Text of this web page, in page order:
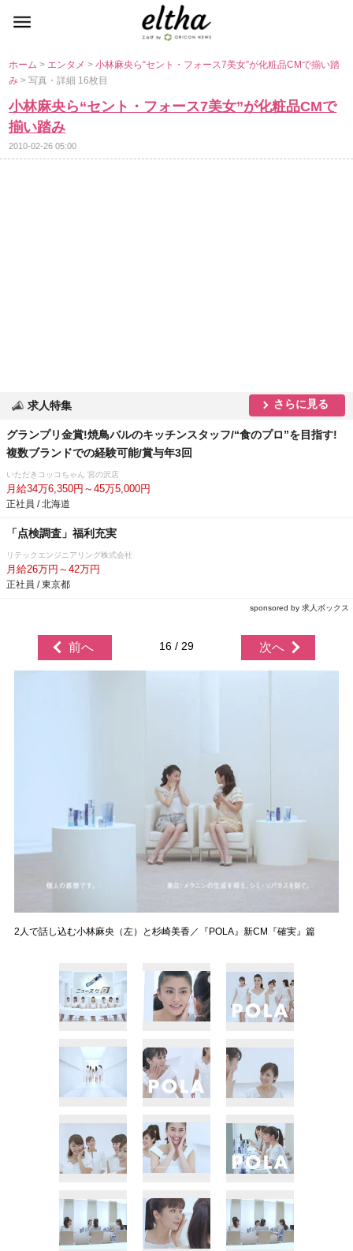
ホーム> エンタメ>小林麻央ら“セント・フォース7美女”が化粧品CMで揃い踏
み> 写真・詳細 16枚目
小林麻央ら“セント・フォース7美女”が化粧品CMで
揃い踏み
2010-02-26 05:00
求人特集 さらに見る
グランプリ金賞!焼鳥バルのキッチンスタッフ/“食のプロ”を目指す!
複数ブランドでの経験可能/賞与年3回
いただきコッコちゃん 宮の沢店
月給34万6,350円～45万5,000円
正社員 / 北海道
「点検調査」福利充実
リテックエンジニアリング株式会社
月給26万円～42万円
正社員 / 東京都
sponsored by 求人ボックス
前へ 16 / 29 次へ
2人で話し込む小林麻央（左）と杉崎美香／『POLA』新CM『確実』篇